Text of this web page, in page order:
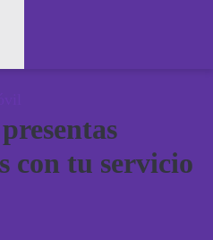
con tu servicio